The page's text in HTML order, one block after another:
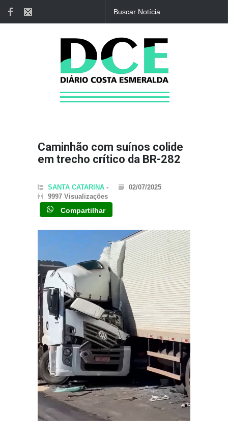
Caminhão com suínos colide
em trecho crítico da BR-282
SANTA CATARINA -
02/07/2025
9997 Visualizações
Compartilhar